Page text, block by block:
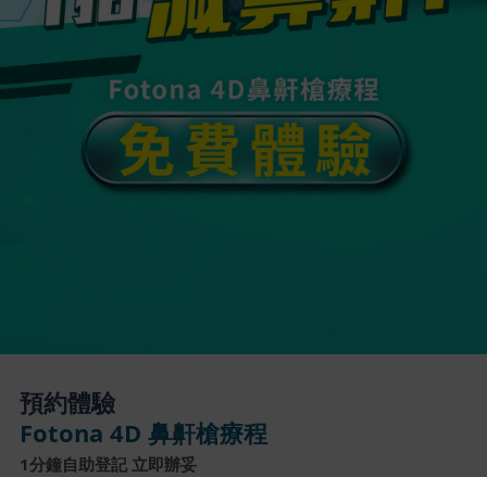
預約體驗
Fotona 4D 鼻鼾槍療程
1分鐘自助登記 立即辦妥